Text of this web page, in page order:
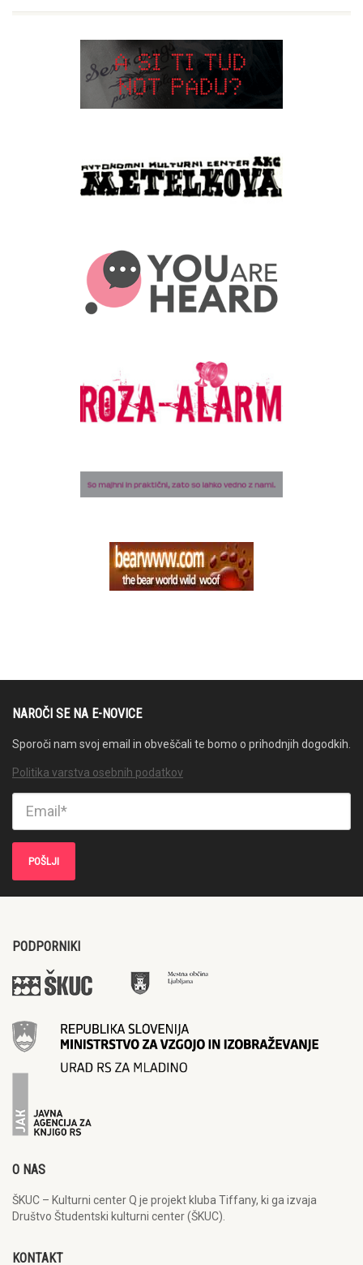
NAROČI SE NA E-NOVICE
Sporoči nam svoj email in obveščali te bomo o prihodnjih dogodkih.
Politika varstva osebnih podatkov
PODPORNIKI
O NAS
ŠKUC – Kulturni center Q je projekt kluba Tiffany, ki ga izvaja
Društvo Študentski kulturni center (ŠKUC).
KONTAKT